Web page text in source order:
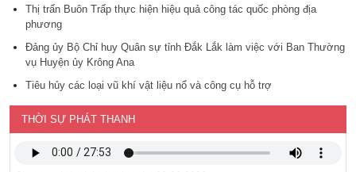
Thị trấn Buôn Trấp thực hiện hiệu quả công tác quốc phòng địa
phương
Đảng ủy Bộ Chỉ huy Quân sự tỉnh Đắk Lắk làm việc với Ban Thường
vụ Huyện ủy Krông Ana
Tiêu hủy các loại vũ khí vật liệu nổ và công cụ hỗ trợ
THỜI SỰ PHÁT THANH